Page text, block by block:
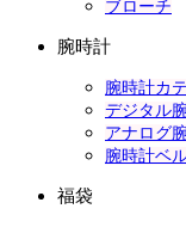
ブローチ
腕時計
腕時計カ
デジタル
アナログ
腕時計ベ
福袋